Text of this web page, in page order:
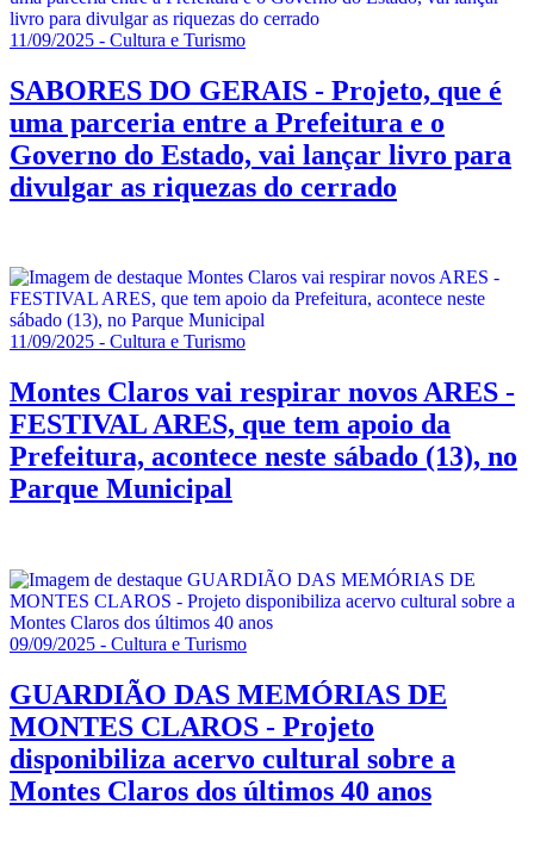
11/09/2025 - Cultura e Turismo
SABORES DO GERAIS - Projeto, que é
uma parceria entre a Prefeitura e o
Governo do Estado, vai lançar livro para
divulgar as riquezas do cerrado
11/09/2025 - Cultura e Turismo
Montes Claros vai respirar novos ARES -
FESTIVAL ARES, que tem apoio da
Prefeitura, acontece neste sábado (13), no
Parque Municipal
09/09/2025 - Cultura e Turismo
GUARDIÃO DAS MEMÓRIAS DE
MONTES CLAROS - Projeto
disponibiliza acervo cultural sobre a
Montes Claros dos últimos 40 anos